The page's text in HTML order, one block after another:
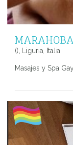
(), Liguria, Italia
Masajes y Spa